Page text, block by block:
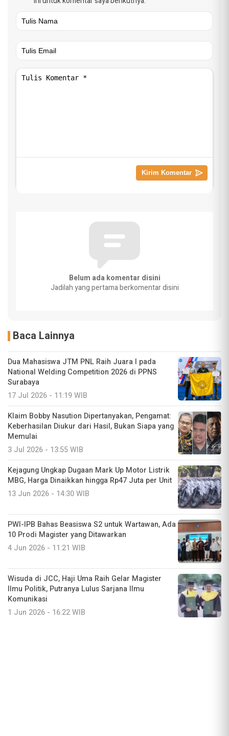
Belum ada komentar disini
Jadilah yang pertama berkomentar disini
Baca Lainnya
Dua Mahasiswa JTM PNL Raih Juara I pada
National Welding Competition 2026 di PPNS
Surabaya
17 Jul 2026 - 11:19 WIB
Klaim Bobby Nasution Dipertanyakan, Pengamat:
Keberhasilan Diukur dari Hasil, Bukan Siapa yang
Memulai
3 Jul 2026 - 13:55 WIB
Kejagung Ungkap Dugaan Mark Up Motor Listrik
MBG, Harga Dinaikkan hingga Rp47 Juta per Unit
13 Jun 2026 - 14:30 WIB
PWI-IPB Bahas Beasiswa S2 untuk Wartawan, Ada
10 Prodi Magister yang Ditawarkan
4 Jun 2026 - 11:21 WIB
Wisuda di JCC, Haji Uma Raih Gelar Magister
Ilmu Politik, Putranya Lulus Sarjana Ilmu
Komunikasi
1 Jun 2026 - 16:22 WIB